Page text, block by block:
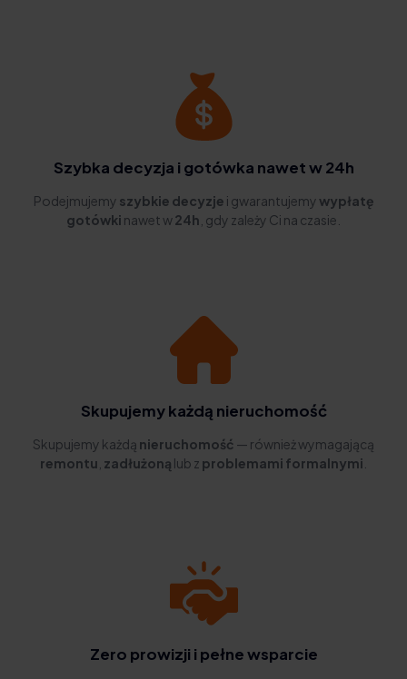
Szybka decyzja i gotówka nawet w 24h
Podejmujemy szybkie decyzje i gwarantujemywypłatę
gotówki nawet w24h , gdy zależy Ci na czasie.
Skupujemy każdą nieruchomość
Skupujemy każdą nieruchomość — również wymagającą
remontu zadłużoną lub z problemami formalnymi
Zero prowizji i pełne wsparcie